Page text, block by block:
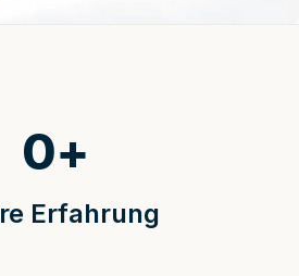
Erfahrung
0+